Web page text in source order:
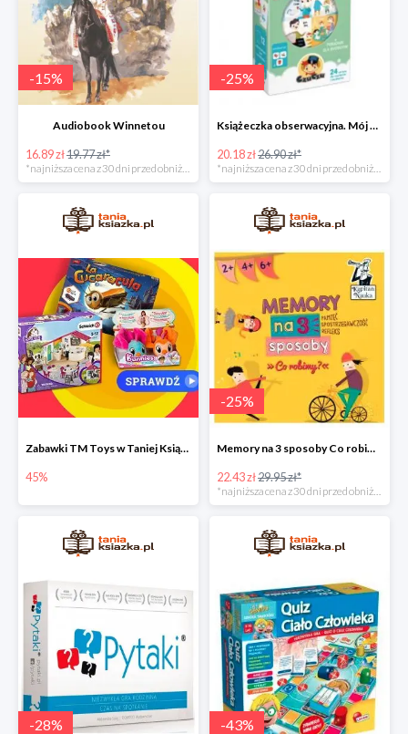
-15%
Audiobook Winnetou
16.89 zł19.77 zł*
-25%
Książeczka obserwacyjna. Mój dzień
20.18 zł26.90 zł*
Zabawki TM Toys w Taniej Książce do -45%
45%
-25%
Memory na 3 sposoby Co robimy? Nowa edycja -25%
22.43 zł29.95 zł*
*najniższa cena z 30 dni przed obniżką
-28% -43%